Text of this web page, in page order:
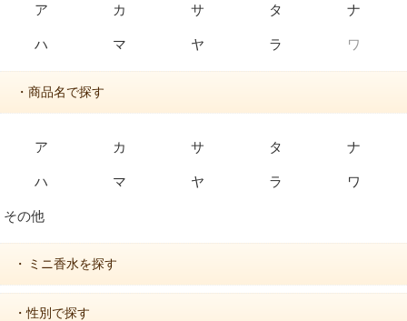
ア カ サ タ ナ
ハ マ ヤ ラ ワ
・商品名で探す
ア カ サ タ ナ
ハ マ ヤ ラ ワ
その他
・ ミニ香水を探す
・性別で探す